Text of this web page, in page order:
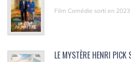
Film Comédie sorti en 2023
LE MYSTÈRE HENRI PICK